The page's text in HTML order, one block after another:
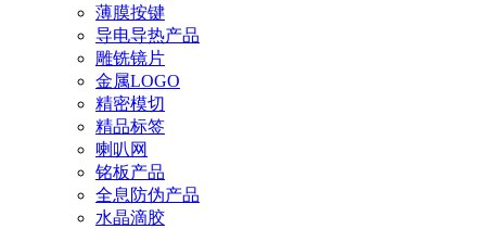
薄膜按键
导电导热产品
雕铣镜片
金属LOGO
精密模切
精品标签
喇叭网
铭板产品
全息防伪产品
水晶滴胶